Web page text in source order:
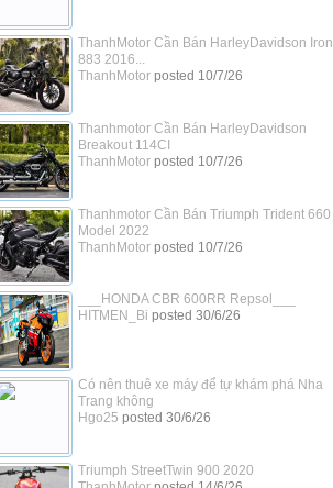
ThanhMotor Cần Bán HarleyDavidson Iron
883 2016...
ThanhMotorposted 10/7/26
Thanhmotor Cần Bán HarleyDavidson
Breakout 114CI
ThanhMotorposted 10/7/26
Thanhmotor Cần Bán Triumph Trident 660
Model 2022
ThanhMotorposted 10/7/26
___HONDA CBR 600RR Repsol___
HITMEN_Bi posted 30/6/26
Có nên thuê xe máy để tự khám phá Nha
Trang không
Hgo25 posted 30/6/26
Triumph StreetTwin 900 2020